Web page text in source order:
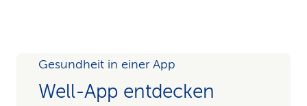
Gesundheit in einer App
Well-App entdecken